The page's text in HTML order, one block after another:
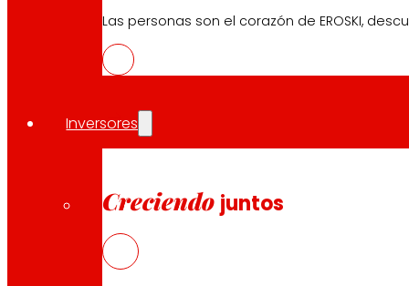
Las personas son el corazón de EROSKI,
Inversores
Creciendo juntos
EROSKI ha reducido su huella de carbono de alcance
100.000 coches en España circulando 10.000 km.
GlobalG.A.P. o FSC®, entre otros. Además, refuerza
empresas con 4.500 horas de formación en
Más de 20 años de colaboración
EROSKI y WWF, que colaboran en distintas
de un consumo más responsable, la promoción de